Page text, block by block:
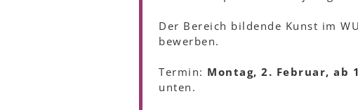
Der Bereich bildende Kunst im
bewerben.
Termin: Montag, 2. Februar, ab
unten.